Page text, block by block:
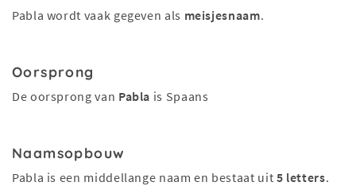
Pabla wordt vaak gegeven als meisjesnaam.
Oorsprong
De oorsprong van Pabla is Spaans
Naamsopbouw
Pabla is een middellange naam en bestaat uit 5 letters.